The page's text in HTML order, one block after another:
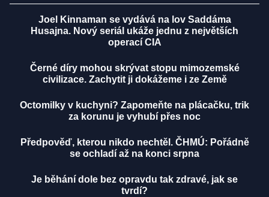
Joel Kinnaman se vydává na lov Saddáma
Husajna. Nový seriál ukáže jednu z největších
operací CIA
Černé díry mohou skrývat stopu mimozemské
civilizace. Zachytit ji dokážeme i ze Země
Octomilky v kuchyni? Zapomeňte na plácačku, trik
za korunu je vyhubí přes noc
Předpověď, kterou nikdo nechtěl. ČHMÚ: Pořádně
se ochladí až na konci srpna
Je běhání dole bez opravdu tak zdravé, jak se
tvrdí?